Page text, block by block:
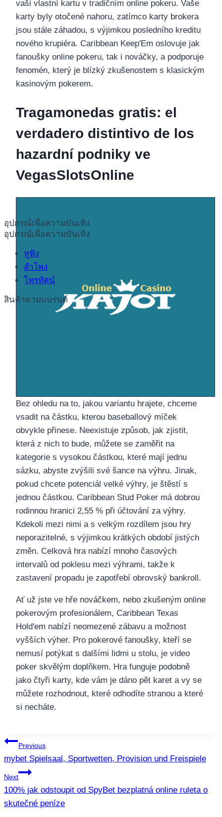
อุปกรณ์เพื่อความบันเทิง
อุปกรณ์เพื่อความบันเทิง
หูฟัง
ลำโพง
โทรทัศน์
สินค้าตามแบรนด์
vaši vlastní kartu v tradičním online pokeru. Vaše
karty byly otočené nahoru, zatímco karty brokera
jsou stále záhadou, s výjimkou posledního kreditu
nového krupiéra. Caribbean Keep'Em oslovuje jak
fanoušky online pokeru, tak i nováčky, a podporuje
fenomén, který je blízký zkušenostem s klasickým
kasinovým pokerem.
Tragamonedas gratis: el
verdadero distintivo de los
hazardní podniky ve
VegasSlotsOnline
Bez ohledu na to, jakou variantu hrajete, chceme
vsadit na částku, kterou baseballový míček
obvykle přinese. Neexistuje způsob, jak zjistit,
která z nich to bude, můžete se zaměřit na
kategorie s vysokou částkou, které mají jednu
sázku, abyste zvýšili své šance na výhru. Jinak,
pokud chcete potenciál velké výhry, je štěstí s
jednou částkou. Caribbean Stud Poker má dobrou
rodinnou hranici 2,55 % při účtování za výhry.
Kdekoli mezi nimi a s velkým rozdílem jsou hry
neporazitelné, s výjimkou krátkých období jistých
změn. Celková hra nabízí mnoho časových
intervalů od poklesu mezi výhrami, takže k
zastavení propadu je zapotřebí obrovský bankroll.
Ať už jste ve hře nováčkem, nebo zkušeným online
pokerovým profesionálem, Caribbean Texas
Hold'em nabízí neomezené zábavu a možnost
vyšších výher. Pro pokerové fanoušky, kteří se
nemusí potýkat s dalšími lidmi u stolu, je video
poker skvělým doplňkem. Hra funguje podobně
jako čtyři karty, kde vám je dáno pět karet a vy se
můžete rozhodnout, které odhodíte stranou a které
si necháte.
แนะแนว
เรื่อง
Previous
mybet Spielsaal, Sportwetten, Provision und Freispiele
Next
100% jak odstoupit od SpyBet bezplatná online ruleta o
skutečné peníze